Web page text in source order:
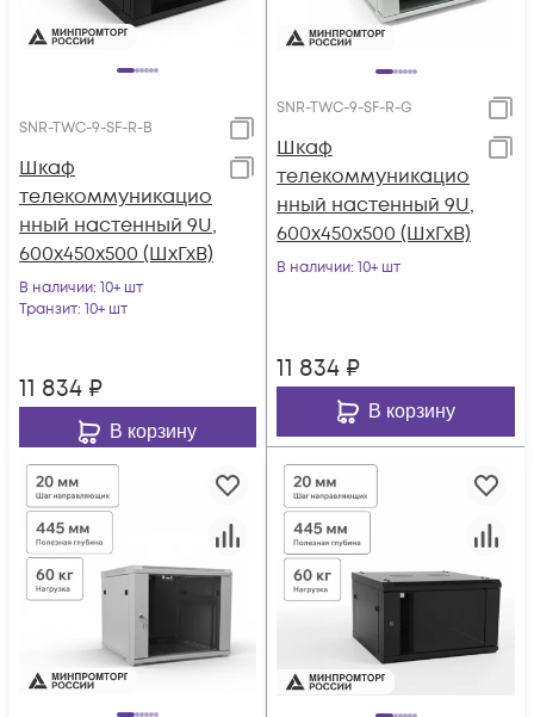
SNR-TWC-9-SF-R-B
Шкаф
телекоммуникацио
нный настенный 9U,
600х450х500 (ШхГхВ)
В наличии: 10+ шт
Транзит: 10+ шт
11 834 ₽
В корзину
SNR-TWC-9-SF-R-G
Шкаф
телекоммуникацио
нный настенный 9U,
600х450х500 (ШхГхВ)
В наличии: 10+ шт
11 834 ₽
В корзину